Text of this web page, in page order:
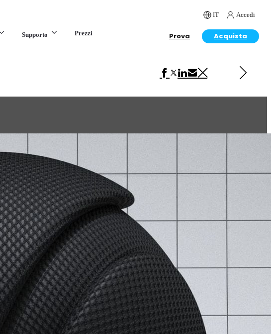
IT Accedi
Supporto Prezzi Prova Acquista
Fabric Black Pattern 3